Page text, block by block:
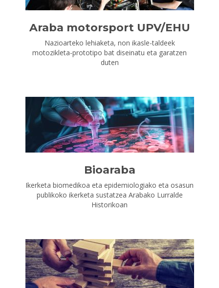
Araba motorsport UPV/EHU
Nazioarteko lehiaketa, non ikasle-taldeek
motozikleta-prototipo bat diseinatu eta garatzen
duten
Bioaraba
Ikerketa biomedikoa eta epidemiologiako eta osasun
publikoko ikerketa sustatzea Arabako Lurralde
Historikoan